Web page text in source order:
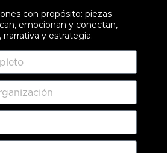
con propósito: piezas
emocionan y conectan,
y estrategia.